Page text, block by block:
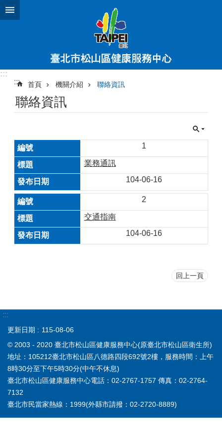
跳到主要內容區塊
:::
:::
首頁 機關介紹 聯絡資訊
聯絡資訊
1
業務通訊
104-06-16
2
交通指南
104-06-16
回上一頁
:::
更新日期
115-08-06
© 2003 - 2020 臺北市松山區健康服務中心(原臺北市松山區衛生所)
地址：105212臺北市松山區八德路四段692號2樓，服務時間：上午
8時30分至下午5時30分(中午不休息)
臺北市松山區健康服務中心電話：02-2767-1757 傳真：02-2764-
7132
臺北市民當家熱線：1999(外縣市請撥：02-2720-8889)